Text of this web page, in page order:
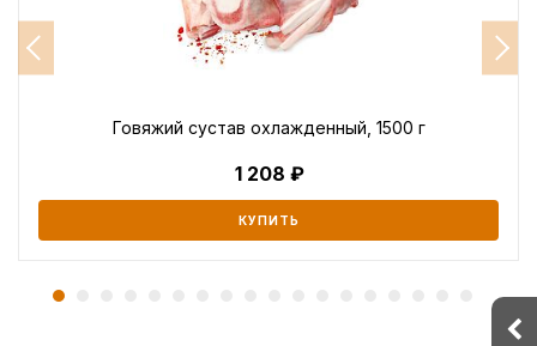
Говяжий сустав охлажденный, 1500 г
1 208
КУПИТЬ